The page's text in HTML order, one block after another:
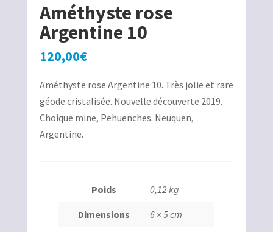
Améthyste rose
Argentine 10
120,00€
Améthyste rose Argentine 10. Très jolie et rare
géode cristalisée. Nouvelle découverte 2019.
Choique mine, Pehuenches. Neuquen,
Argentine.
Poids 0,12 kg
Dimensions 6 × 5 cm